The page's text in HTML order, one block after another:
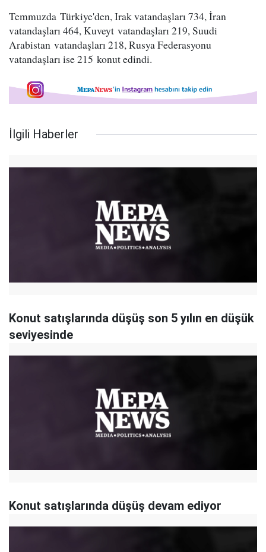
Temmuzda Türkiye'den, Irak vatandaşları 734, İran
vatandaşları 464, Kuveyt vatandaşları 219, Suudi
Arabistan vatandaşları 218, Rusya Federasyonu
vatandaşları ise 215 konut edindi.
İlgili Haberler
Konut satışlarında düşüş son 5 yılın en düşük
seviyesinde
Konut satışlarında düşüş devam ediyor